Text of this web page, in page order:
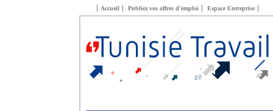
Accueil Publiez vos offres d’emploi Espace Entreprise